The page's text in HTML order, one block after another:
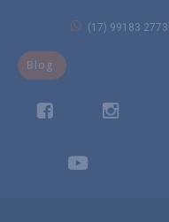
(17) 99183 2773
Blog